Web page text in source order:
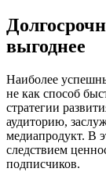
выгоднее
Наиболее
не как способ
стратегии
аудиторию,
медиапродукт. В
следствием
подписчиков.